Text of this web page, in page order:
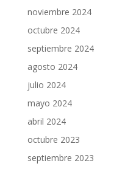
noviembre 2024
octubre 2024
septiembre 2024
agosto 2024
julio 2024
mayo 2024
abril 2024
octubre 2023
septiembre 2023